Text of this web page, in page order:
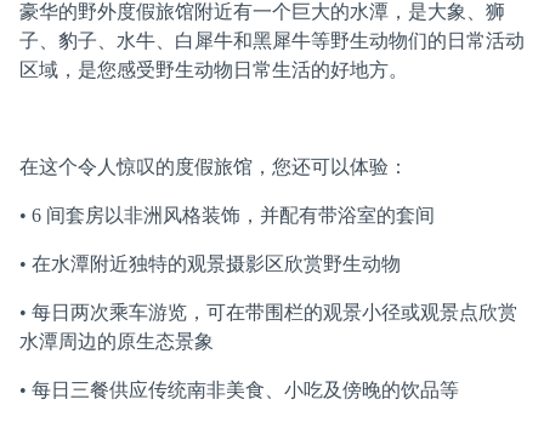
豪华的野外度假旅馆附近有一个巨大的水潭，是大象、狮
子、豹子、水牛、白犀牛和黑犀牛等野生动物们的日常活动
区域，是您感受野生动物日常生活的好地方。
在这个令人惊叹的度假旅馆，您还可以体验：
• 6 间套房以非洲风格装饰，并配有带浴室的套间
• 在水潭附近独特的观景摄影区欣赏野生动物
• 每日两次乘车游览，可在带围栏的观景小径或观景点欣赏
水潭周边的原生态景象
• 每日三餐供应传统南非美食、小吃及傍晚的饮品等